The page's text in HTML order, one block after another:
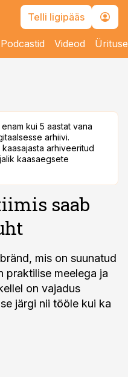
Telli ligipääs
Podcastid Videod
kui 5 aastat vana
arhiivi.
arhiveeritud
kaasaegsete
saab
mis on suunatud
praktilise meelega ja
on vajadus
järgi nii tööle kui ka